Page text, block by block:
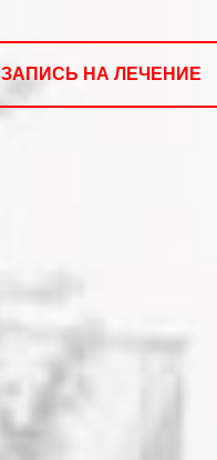
ЗАПИСЬ НА ЛЕЧЕНИЕ